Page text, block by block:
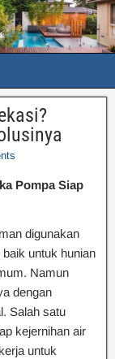
Pompa Siap
digunakan
untuk hunian
Namun
dengan
Salah satu
kejernihan air
untuk